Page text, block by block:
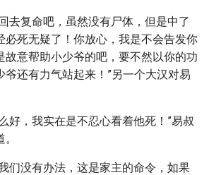
去复命吧，虽然没有尸体，但是中了
必死无疑了！你放心，我是不会告发你
故意帮助小少爷的吧，要不然以你的功
爷还有力气站起来！”另一个大汉对易
好，我实在是不忍心看着他死！”易叔
们没有办法，这是家主的命令，如果